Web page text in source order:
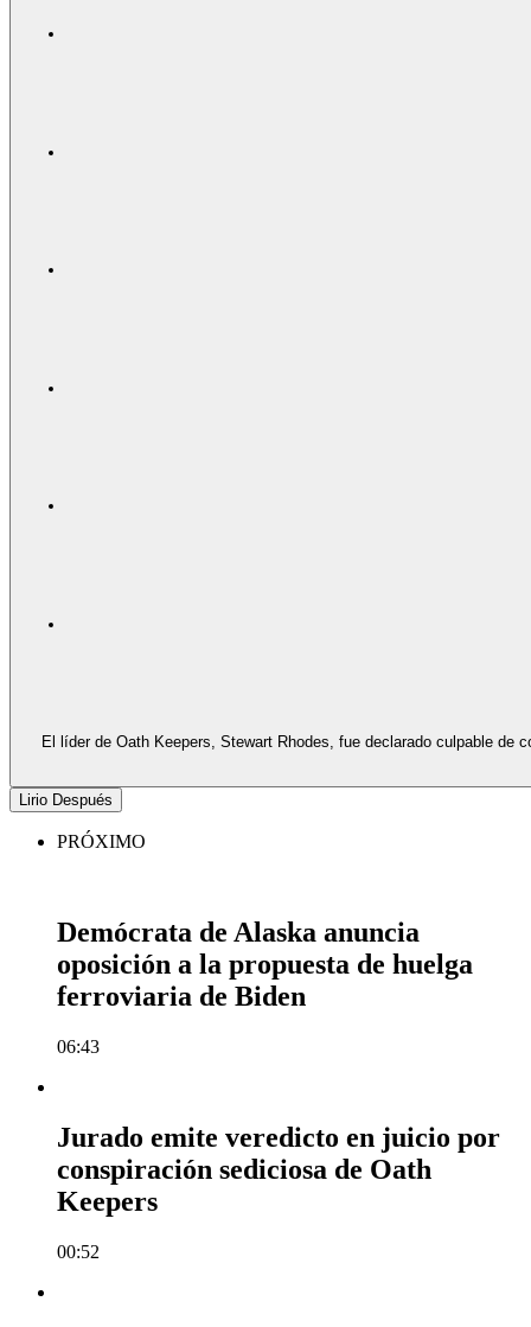
El líder de Oath Keepers, Stewart Rhodes, fue declarado culpable de conspiración sediciosa por un jurado federal en
Lirio Después
PRÓXIMO
Demócrata de Alaska anuncia
oposición a la propuesta de huelga
ferroviaria de Biden
06:43
Jurado emite veredicto en juicio por
conspiración sediciosa de Oath
Keepers
00:52